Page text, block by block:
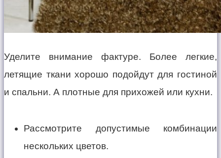
Уделите внимание фактуре. Более легкие,
летящие ткани хорошо подойдут для гостиной
и спальни. А плотные для прихожей или кухни.
Рассмотрите допустимые комбинации
нескольких цветов.